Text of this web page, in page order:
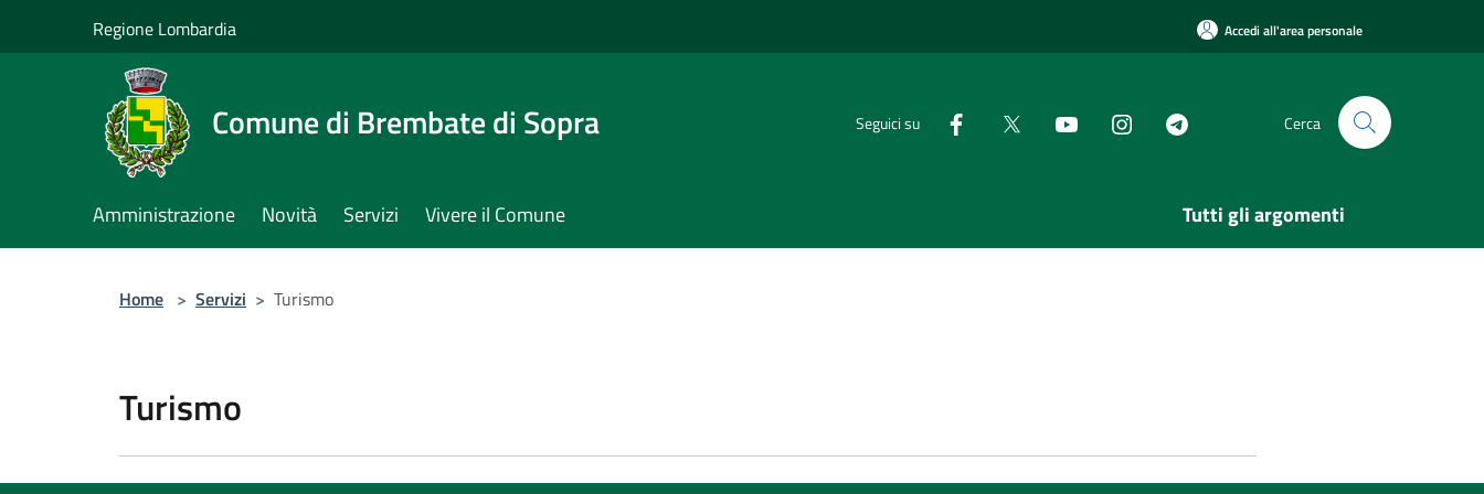
Regione Lombardia Accedi all'area personale
Comune di Brembate di Sopra Seguici su Cerca
Amministrazione Novità Servizi Vivere il Comune Tutti gli argomenti
Home > Servizi > Turismo
Turismo